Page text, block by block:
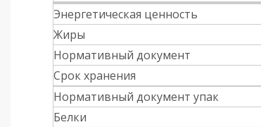
Энергетическая ценность
Жиры
Нормативный документ
Срок хранения
Нормативный документ упак
Белки